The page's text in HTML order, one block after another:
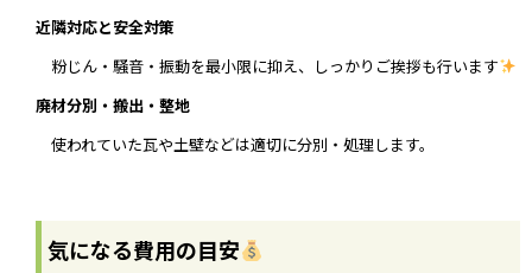
近隣対応と安全対策
粉じん・騒音・振動を最小限に抑え、しっかりご挨拶も行います
廃材分別・搬出・整地
使われていた瓦や土壁などは適切に分別・処理します。
気になる費用の目安